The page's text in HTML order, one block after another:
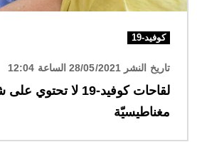
كوفيد-19
تاريخ النشر 28/05/2021 الساعة 12:04
لقاحات كوفيد-19 لا
مغناطيسيّة